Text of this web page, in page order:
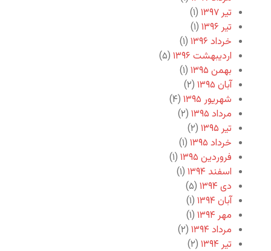
تیر ۱۳۹۷
(۱)
تیر ۱۳۹۶
(۱)
خرداد ۱۳۹۶
(۱)
اردیبهشت ۱۳۹۶
(۵)
بهمن ۱۳۹۵
(۱)
آبان ۱۳۹۵
(۲)
شهریور ۱۳۹۵
(۴)
مرداد ۱۳۹۵
(۲)
تیر ۱۳۹۵
(۲)
خرداد ۱۳۹۵
(۱)
فروردین ۱۳۹۵
(۱)
اسفند ۱۳۹۴
(۱)
دی ۱۳۹۴
(۵)
آبان ۱۳۹۴
(۱)
مهر ۱۳۹۴
(۱)
مرداد ۱۳۹۴
(۲)
تیر ۱۳۹۴
(۲)